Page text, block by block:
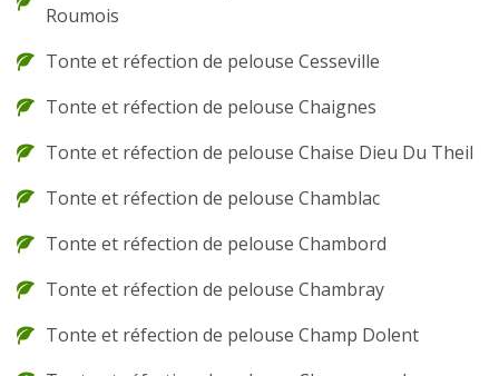
Roumois
Tonte et réfection de pelouse Cesseville
Tonte et réfection de pelouse Chaignes
Tonte et réfection de pelouse Chaise Dieu Du Theil
Tonte et réfection de pelouse Chamblac
Tonte et réfection de pelouse Chambord
Tonte et réfection de pelouse Chambray
Tonte et réfection de pelouse Champ Dolent